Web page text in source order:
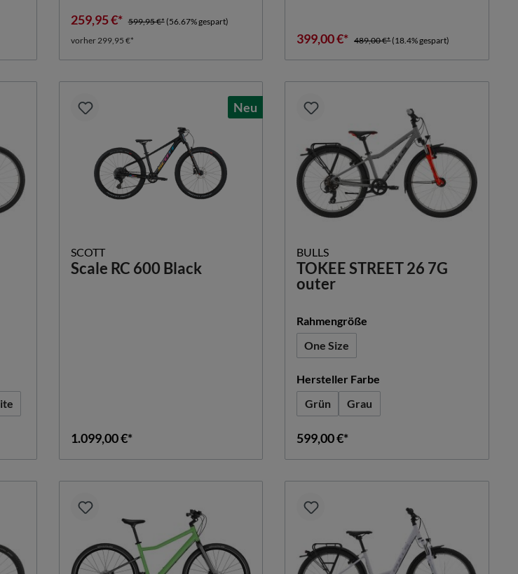
259,95 €* 599,95 €* (56.67% gespart)
vorher 299,95 €*
399,00 €* 489,00 €*(18.4% gespart)
Neu
SCOTT
Scale RC 600 Black
1.099,00 €*
BULLS
TOKEE STREET 26 7G
outer
Rahmengröße
One Size
Hersteller Farbe
Grün
Grau
599,00 €*